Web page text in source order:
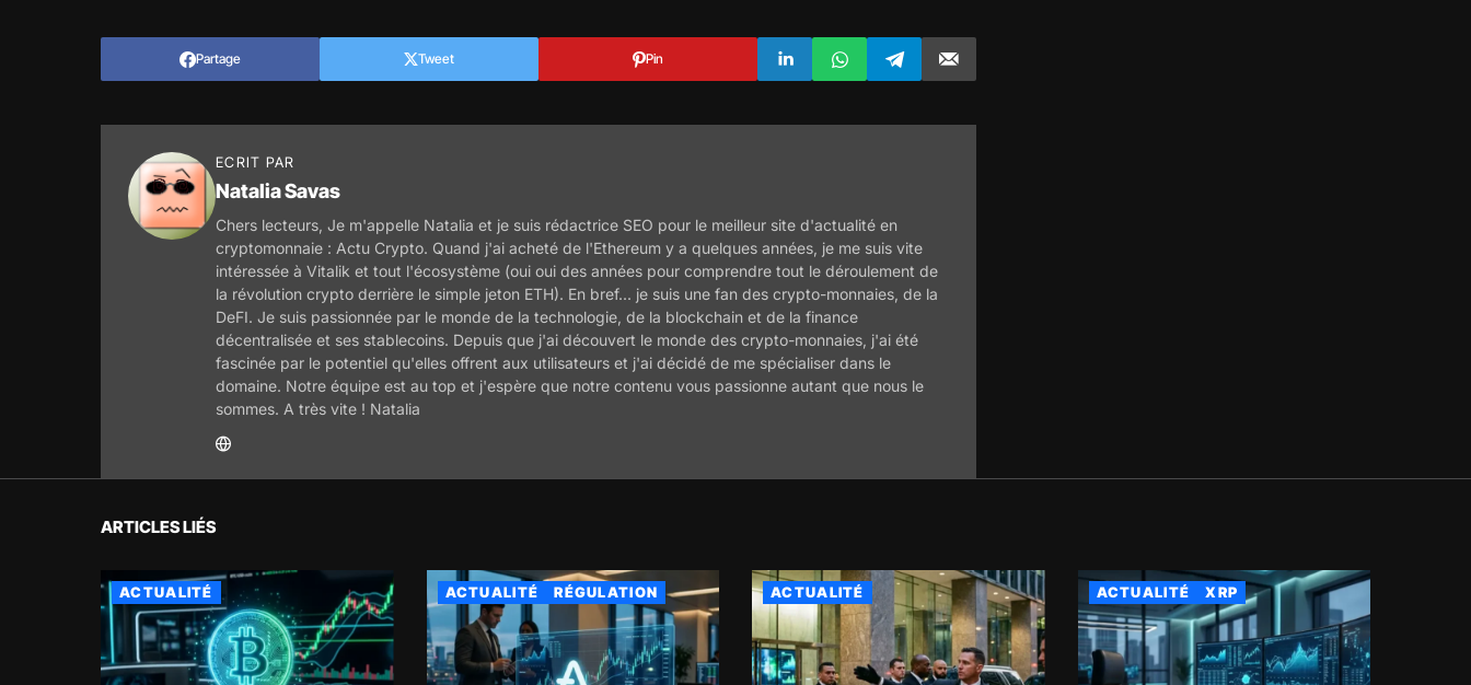
Partage Tweet Pin
ECRIT PAR
Natalia Savas
Chers lecteurs, Je m'appelle Natalia et je suis rédactrice SEO pour le meilleur site d'actualité en
cryptomonnaie : Actu Crypto. Quand j'ai acheté de l'Ethereum y a quelques années, je me suis vite
intéressée à Vitalik et tout l'écosystème (oui oui des années pour comprendre tout le déroulement de
la révolution crypto derrière le simple jeton ETH). En bref... je suis une fan des crypto-monnaies, de la
DeFI. Je suis passionnée par le monde de la technologie, de la blockchain et de la finance
décentralisée et ses stablecoins. Depuis que j'ai découvert le monde des crypto-monnaies, j'ai été
fascinée par le potentiel qu'elles offrent aux utilisateurs et j'ai décidé de me spécialiser dans le
domaine. Notre équipe est au top et j'espère que notre contenu vous passionne autant que nous le
sommes. A très vite ! Natalia
ARTICLES LIÉS
ACTUALITÉ ACTUALITÉ RÉGULATION ACTUALITÉ ACTUALITÉ XRP